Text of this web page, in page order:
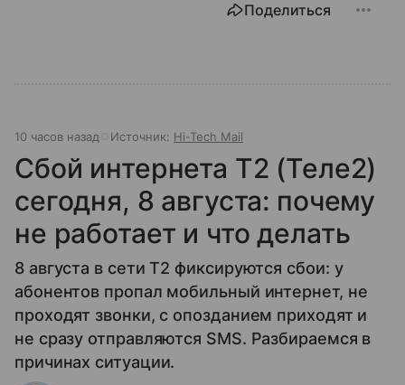
Поделиться
10 часов назад Источник: Hi-Tech Mail
Сбой интернета T2 (Теле2)
сегодня, 8 августа: почему
не работает и что делать
8 августа в сети T2 фиксируются сбои: у
абонентов пропал мобильный интернет, не
проходят звонки, с опозданием приходят и
не сразу отправляются SMS. Разбираемся в
причинах ситуации.